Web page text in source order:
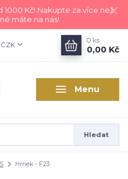
Kč! Nakupte za více než
máte na nás!
Menu
CZK
Hledat
0 ks
0,00 Kč
Hrnek - F23